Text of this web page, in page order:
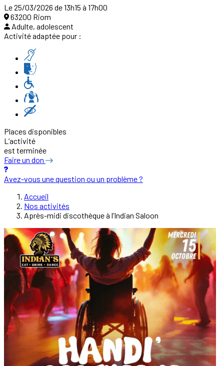
Le 25/03/2026 de 13h15 à 17h00
63200 Riom
Adulte, adolescent
Activité adaptée pour :
Places disponibles
L’activité
est terminée
Faire un don
Avez-vous une question ou un problème ?
Accueil
Nos activités
Après-midi discothèque à l’Indian Saloon